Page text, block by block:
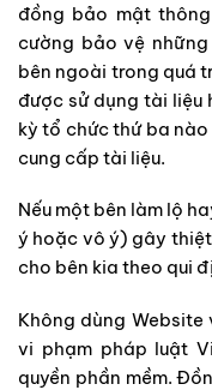
đồng bảo mật
cường bảo vệ
bên ngoài trong quá
được sử dụng tài
kỳ tổ chức thứ ba
cung cấp tài liệu.
Nếu một bên làm lộ
ý hoặc vô ý) gây
cho bên kia theo qui
Không dùng
vi phạm pháp luật
quyền phần mềm.